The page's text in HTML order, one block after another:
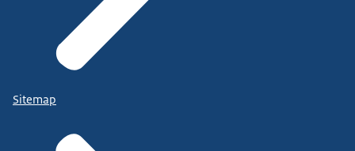
Sitemap